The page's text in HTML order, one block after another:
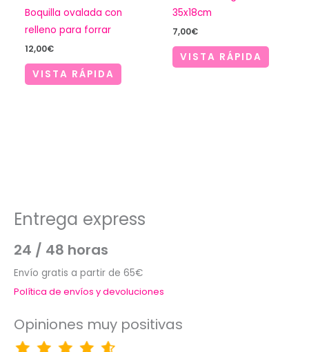
Boquilla ovalada con
relleno para forrar
12,00€
VISTA RÁPIDA
35x18cm
7,00€
VISTA RÁPIDA
Entrega express
24 / 48 horas
Envío gratis a partir de 65€
Política de envíos y devoluciones
Opiniones muy positivas